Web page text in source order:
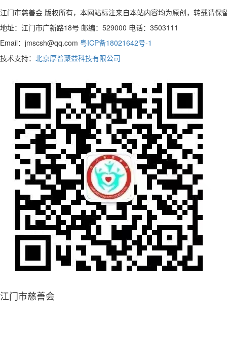
江门市慈善会 版权所有，本网站标注来自本站内容均为原创，转载请保
地址：江门市广新路18号 邮编：529000 电话：3503111
Email：jmscsh@qq.com 粤ICP备18021642号-1
技术支持： 北京厚普聚益科技有限公司
江门市慈善会